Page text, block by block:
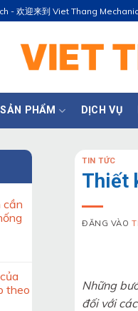
- 欢迎来到 Viet Thang
SẢN PHẨM DỊCH VỤ
cần
theo
TIN TỨC
Thiết
ĐĂNG VÀO
Những
đối với